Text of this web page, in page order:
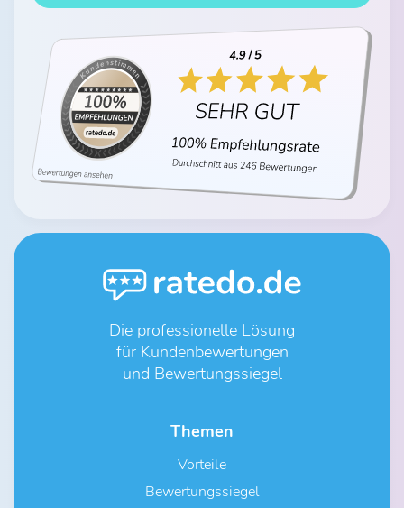
Die professionelle Lösung
für Kundenbewertungen
und Bewertungssiegel
Themen
Vorteile
Bewertungssiegel